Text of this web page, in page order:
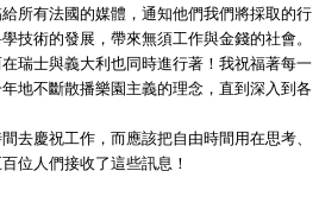
所有法國的媒體，通知他們我們將採取的行
技術的發展，帶來無須工作與金錢的社會。
瑞士與義大利也同時進行著！我祝福著每一
地不斷散播樂園主義的理念，直到深入到各
去慶祝工作，而應該把自由時間用在思考、
位人們接收了這些訊息！